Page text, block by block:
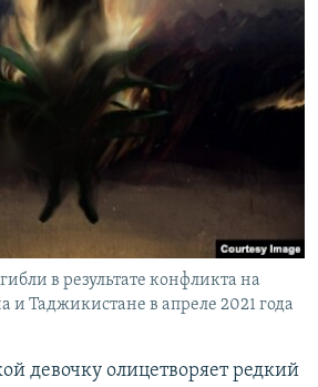
в результате конфликта на
и Таджикистане в апреле 2021 года
девочку олицетворяет редкий